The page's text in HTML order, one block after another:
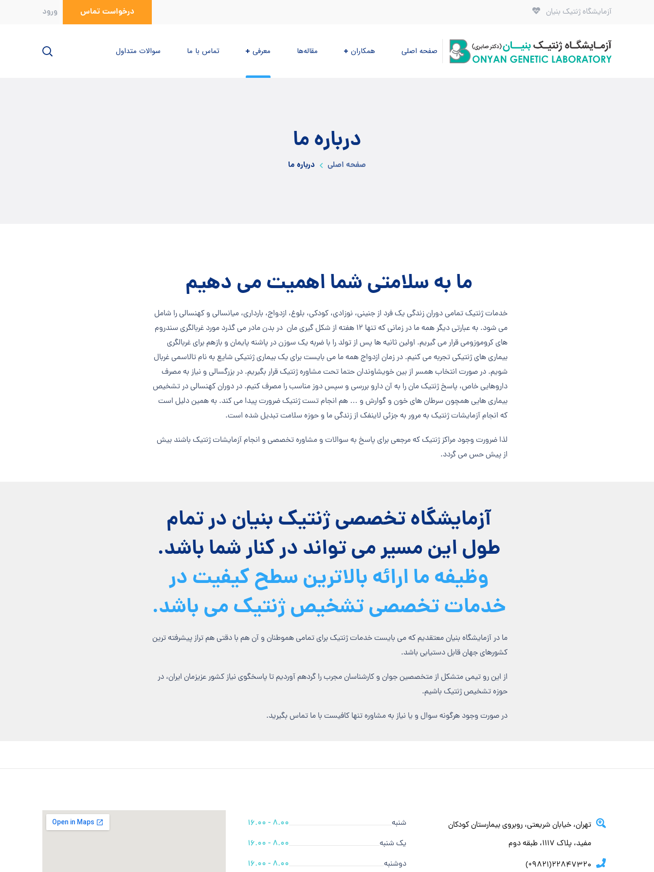
آزمایشگاه ژنتیک بنیان درخواست تماس ورود
صفحه اصلی همکاران مقاله‌ها معرفی تماس با ما سوالات متداول
درباره ما
صفحه اصلی درباره ما
ما به سلامتی شما اهمیت می دهیم
خدمات ژنتیک تمامی دوران زندگی یک فرد از جنینی، نوزادی، کودکی، بلوغ، ازدواج، بارداری، میانسالی و کهنسالی را شامل
می شود. به عبارتی دیگر همه ما در زمانی که تنها ١٢ هفته از شکل گیری مان در بدن مادر می گذرد مورد غربالگری سندروم
های کروموزومی قرار می گیریم. اولین ثانیه ها پس از تولد را با ضربه یک سوزن در پاشنه پایمان و بازهم برای غربالگری
بیماری های ژنتیکی تجربه می کنیم. در زمان ازدواج همه ما می بایست برای یک بیماری ژنتیکی شایع به نام تالاسمی غربال
شویم. در صورت انتخاب همسر از بین خویشاوندان حتما تحت مشاوره ژنتیک قرار بگیریم. در بزرگسالی و نیاز به مصرف
داروهایی خاص، پاسخ ژنتیک مان را به آن دارو بررسی و سپس دوز مناسب را مصرف کنیم. در دوران کهنسالی در تشخیص
بیماری هایی همچون سرطان های خون و گوارش و … هم انجام تست ژنتیک ضرورت پیدا می کند. به همین دلیل است
که انجام آزمایشات ژنتیک به مرور به جزئی لاینفک از زندگی ما و حوزه سلامت تبدیل شده است.
لذا ضرورت وجود مراکز ژنتیک که مرجعی برای پاسخ به سوالات و مشاوره تخصصی و انجام آزمایشات ژنتیک باشند بیش
از پیش حس می گردد.
آزمايشگاه تخصصي ژنتيك بنيان در تمام
طول اين مسير مي تواند در كنار شما باشد.
وظیفه ما ارائه بالاترین سطح کیفیت در
خدمات تخصصی تشخیص ژنتیک می باشد.
ما در آزمایشگاه بنیان معتقدیم که می بایست خدمات ژنتیک برای تمامی هموطنان و آن هم با دقتی هم تراز پیشرفته ترین
کشورهای جهان قابل دستیابی باشد.
از این رو تیمی متشکل از متخصصین جوان و کارشناسان مجرب را گردهم آوردیم تا پاسخگوی نیاز کشور عزیزمان ایران، در
حوزه تشخیص ژنتیک باشیم.
در صورت وجود هرگونه سوال و یا نیاز به مشاوره تنها کافیست با ما تماس بگیرید.
تهران، خيابان شريعتي، روبروي بيمارستان كودكان
مفيد، پلاك ١١١٧، طبقه دوم
22847320(9821+)
شنبه
8.00 - 16.00
یک شنبه
8.00 - 16.00
دوشنبه
8.00 - 16.00